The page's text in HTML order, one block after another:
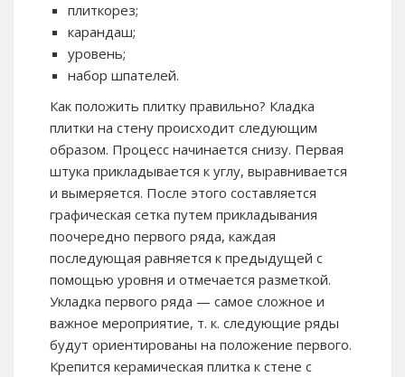
плиткорез;
карандаш;
уровень;
набор шпателей.
Как положить плитку правильно? Кладка
плитки на стену происходит следующим
образом. Процесс начинается снизу. Первая
штука прикладывается к углу, выравнивается
и вымеряется. После этого составляется
графическая сетка путем прикладывания
поочередно первого ряда, каждая
последующая равняется к предыдущей с
помощью уровня и отмечается разметкой.
Укладка первого ряда — самое сложное и
важное мероприятие, т. к. следующие ряды
будут ориентированы на положение первого.
Крепится керамическая плитка к стене с